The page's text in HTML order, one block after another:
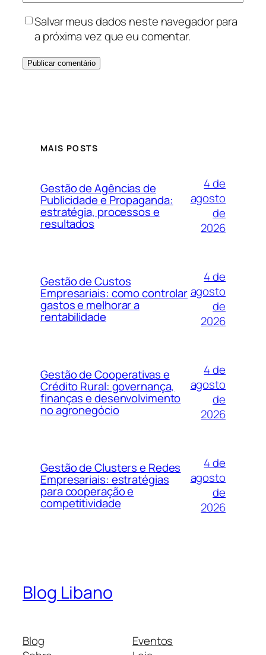
Salvar meus dados neste navegador para
a próxima vez que eu comentar.
MAIS POSTS
Gestão de Agências de
Publicidade e Propaganda:
estratégia, processos e
resultados
4 de
agosto
de
2026
Gestão de Custos
Empresariais: como controlar
gastos e melhorar a
rentabilidade
4 de
agosto
de
2026
Gestão de Cooperativas e
Crédito Rural: governança,
finanças e desenvolvimento
no agronegócio
4 de
agosto
de
2026
Gestão de Clusters e Redes
Empresariais: estratégias
para cooperação e
competitividade
4 de
agosto
de
2026
Blog Libano
Blog
Eventos